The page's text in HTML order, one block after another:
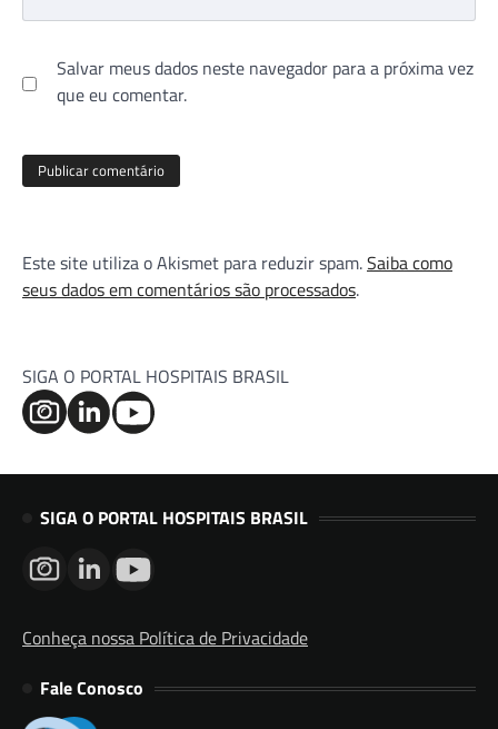
Salvar meus dados neste navegador para a próxima vez
que eu comentar.
Este site utiliza o Akismet para reduzir spam.Saiba como
seus dados em comentários são processados.
SIGA O PORTAL HOSPITAIS BRASIL
SIGA O PORTAL HOSPITAIS BRASIL
Conheça nossa Política de Privacidade
Fale Conosco